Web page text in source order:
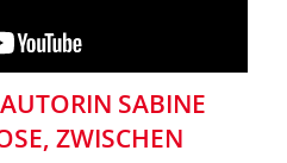
SABINE
ZWISCHEN